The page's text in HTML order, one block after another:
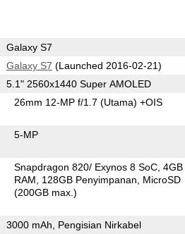
Galaxy S7
Galaxy S7 (Launched 2016-02-21)
5.1" 2560x1440 Super AMOLED
26mm 12-MP f/1.7(Utama) +OIS
5-MP
Snapdragon 820/ Exynos 8 SoC 4GB
RAM
128GB Penyimpanan
MicroSD
(200GB max.)
3000 mAh, Pengisian Nirkabel